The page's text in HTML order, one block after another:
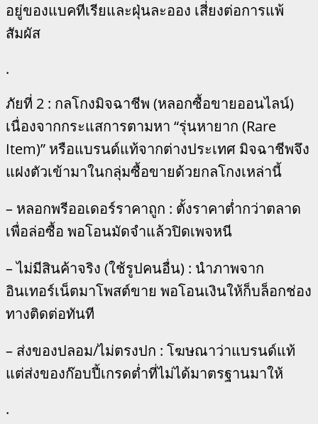
อยู่ของแบคทีเรียและฝุ่นละออง เสี่ยงต่อการแพ้
สัมผัส
.
ภัยที่ 2 : กลโกงมิจฉาชีพ (หลอกซื้อขายออนไลน์)
เนื่องจากกระแสการตามหา “รุ่นหายาก (Rare
Item)” หรือแบรนด์แท้จากต่างประเทศ มิจฉาชีพจึง
แฝงตัวเข้ามาในกลุ่มซื้อขายด้วยกลโกงเหล่านี้
– หลอกพรีออเดอร์ราคาถูก : ตั้งราคาต่ำกว่าตลาด
เพื่อล่อซื้อ พอโอนมัดจำแล้วปิดเพจหนี
– ไม่มีสินค้าจริง (ใช้รูปคนอื่น) : นำภาพจาก
อินเทอร์เน็ตมาโพสต์ขาย พอโอนเงินให้ก็บล็อกช่อง
ทางติดต่อทันที
– ส่งของปลอม/ไม่ตรงปก : โฆษณาว่าแบรนด์แท้
แต่ส่งของก๊อบปี้เกรดต่ำที่ไม่ได้มาตรฐานมาให้
.